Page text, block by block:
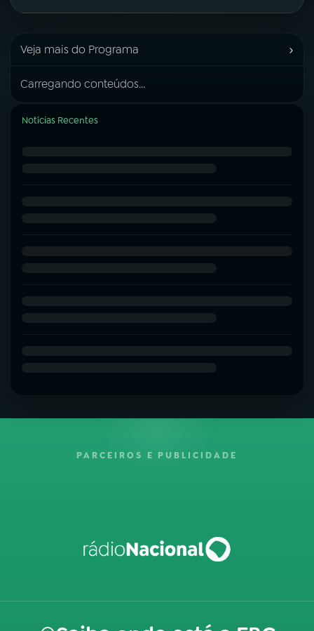
Veja mais do Programa ›
Carregando conteúdos...
Notícias Recentes
PARCEIROS E PUBLICIDADE